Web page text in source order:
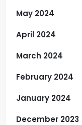
May 2024
April 2024
March 2024
February 2024
January 2024
December 2023